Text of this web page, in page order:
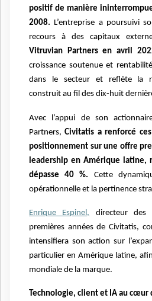
positif de manière
2008. L’entreprise a poursuivi
recours à des capitaux
Vitruvian Partners en avril
croissance soutenue et
dans le secteur et reflète la
construit au fil des dix-huit
Avec l’appui de son
Partners,Civitatis a renforcé
positionnement sur une offre
leadership en Amérique latine,
dépasse 40 %. Cette
opérationnelle et la pertinence
Enrique Espinel, directeur des
premières années de Civitatis,
intensifiera son action sur
particulier en Amérique latine,
mondiale de la marque.
Technologie, client et IA au cœur